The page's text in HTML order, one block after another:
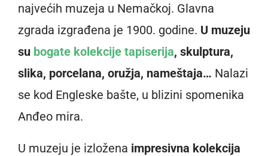
najvećih muzeja u Nemačkoj. Glavna
zgrada izgrađena je 1900. godine. U muzeju
su bogate kolekcije tapiserija, skulptura,
slika, porcelana, oružja, nameštaja… Nalazi
se kod Engleske bašte, u blizini spomenika
Anđeo mira.
U muzeju je izložena impresivna kolekcija